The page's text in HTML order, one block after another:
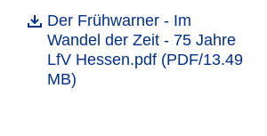
DateiDer Frühwarner - Im
Wandel der Zeit - 75 Jahre
LfV Hessen.pdf (PDF/13.49
MB)
Öffnet sich in einem neuen Fenster